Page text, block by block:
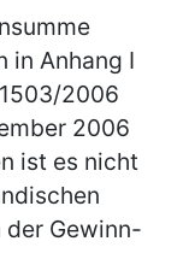
in Anhang I
2006
2006
ist es nicht
Gewinn-